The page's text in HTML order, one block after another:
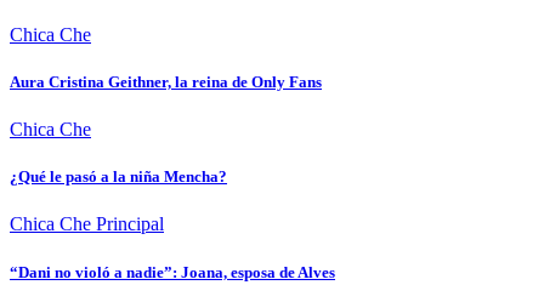
Chica Che
Aura Cristina Geithner, la reina de Only Fans
Chica Che
¿Qué le pasó a la niña Mencha?
Chica Che Principal
“Dani no violó a nadie”: Joana, esposa de Alves